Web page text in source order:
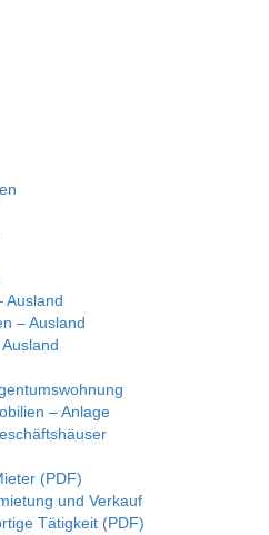
Ausland
– Ausland
– Anlage
(PDF)
und Verkauf
Tätigkeit (PDF)